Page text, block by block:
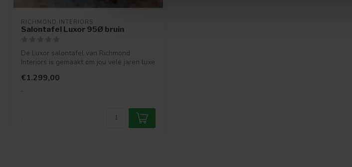
RICHMOND INTERIORS
Salontafel Luxor 95Ø bruin
De Luxor salontafel van Richmond
Interiors is gemaakt om jou vele jaren luxe
€1.299,00
.
.